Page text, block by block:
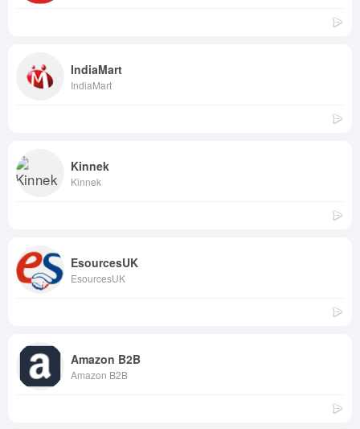
IndiaMart
IndiaMart
Kinnek
Kinnek
EsourcesUK
EsourcesUK
Amazon B2B
Amazon B2B